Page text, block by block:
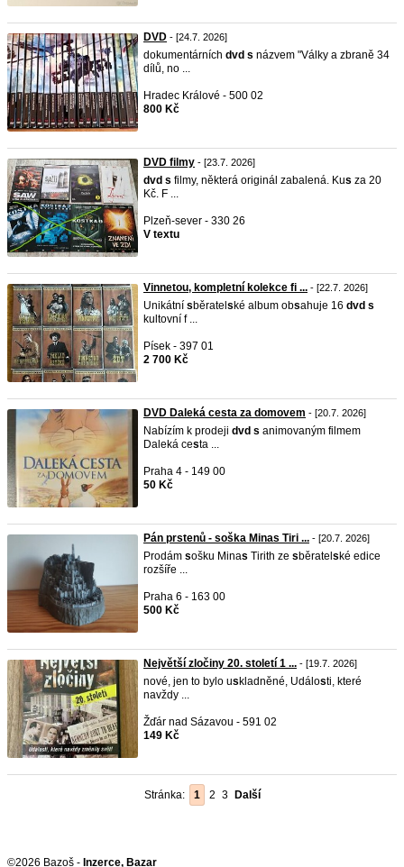
DVD - [24.7. 2026]
dokumentárních dvd s názvem "Války a zbraně 34
dílů, no ...
Hradec Králové - 500 02
800 Kč
DVD filmy - [23.7. 2026]
dvd s filmy, některá originál zabalená. Kus za 20
Kč. F ...
Plzeň-sever - 330 26
V textu
Vinnetou, kompletní kolekce fi ... - [22.7. 2026]
Unikátní sběratel ské album obsahuje 16 dvd s
kultovní f ...
Písek - 397 01
2 700 Kč
DVD Daleká cesta za domovem - [20.7. 2026]
Nabízím k prodeji dvd s animovaným filmem
Daleká cesta ...
Praha 4 - 149 00
50 Kč
Pán prstenů - soška Minas Tiri ... - [20.7. 2026]
Prodám sošku Minas Tirith ze sběratel ské edice
rozšíře ...
Praha 6 - 163 00
500 Kč
Největší zločiny 20. století 1 ... - [19.7. 2026]
nové, jen to bylo uskladněné, Události, které
navždy ...
Žďár nad Sázavou - 591 02
149 Kč
Stránka: 1 2 3 Další
©2026 Bazoš - Inzerce, Bazar